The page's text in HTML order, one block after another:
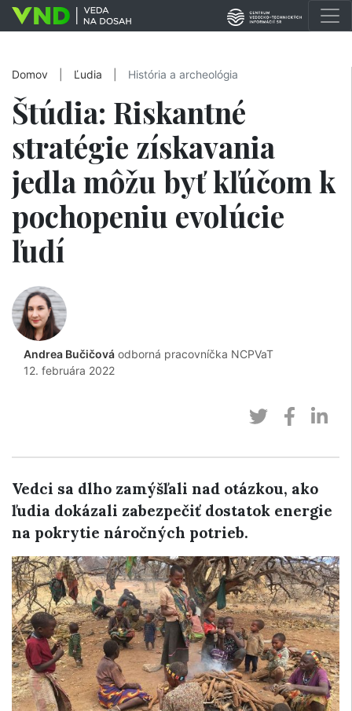
Domov Ľudia História a archeológia
Štúdia: Riskantné
stratégie získavania
jedla môžu byť kľúčom k
pochopeniu evolúcie
ľudí
Andrea Bučičová odborná pracovníčka NCPVaT
12. februára 2022
Vedci sa dlho zamýšľali nad otázkou, ako
ľudia dokázali zabezpečiť dostatok energie
na pokrytie náročných potrieb.